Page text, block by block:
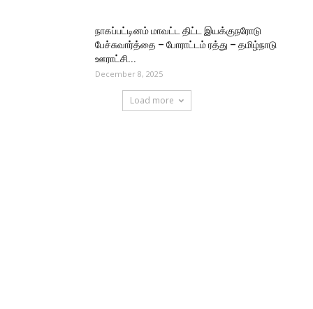
நாகப்பட்டினம் மாவட்ட திட்ட இயக்குநரோடு
பேச்சுவார்த்தை – போராட்டம் ரத்து – தமிழ்நாடு
ஊராட்சி...
December 8, 2025
Load more